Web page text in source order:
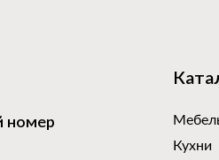
номер
Кухни